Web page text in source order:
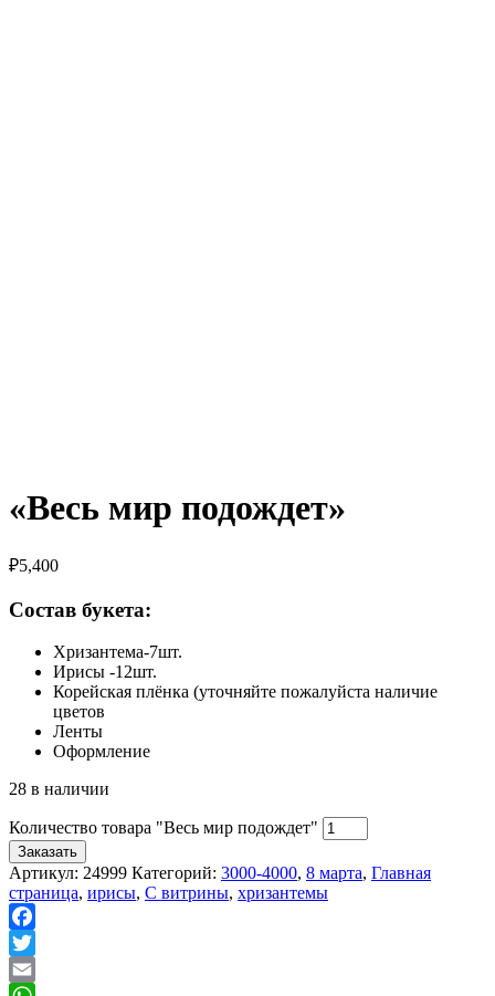
«Весь мир подождет»
₽5,400
Состав букета:
Хризантема-7шт.
Ирисы -12шт.
Корейская плёнка (уточняйте пожалуйста наличие
цветов
Ленты
Оформление
28 в наличии
Количество товара "Весь мир подождет"
Заказать
Артикул: 24999 Категорий: 3000-4000, 8 марта, Главная
страница, ирисы, С витрины, хризантемы
Facebook
Twitter